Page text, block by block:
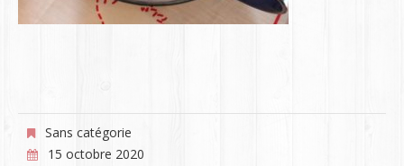
Sans catégorie
15 octobre 2020